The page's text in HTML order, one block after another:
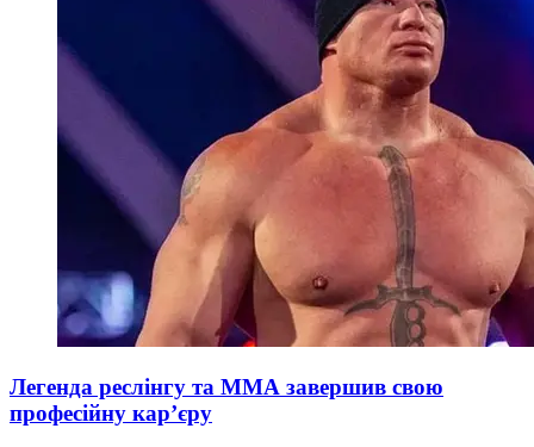
Легенда реслінгу та ММА завершив свою
професійну кар’єру